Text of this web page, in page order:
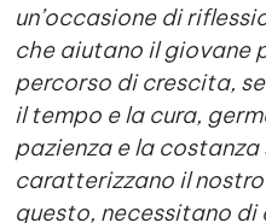
un’occasione di
che aiutano il giovane
percorso di crescita,
il tempo e la cura,
pazienza e la
caratterizzano il
questo, necessitano di